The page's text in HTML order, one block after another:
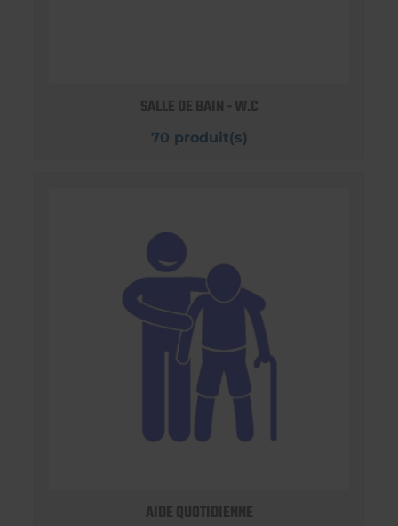
SALLE DE BAIN - W.C
70 produit(s)
AIDE QUOTIDIENNE